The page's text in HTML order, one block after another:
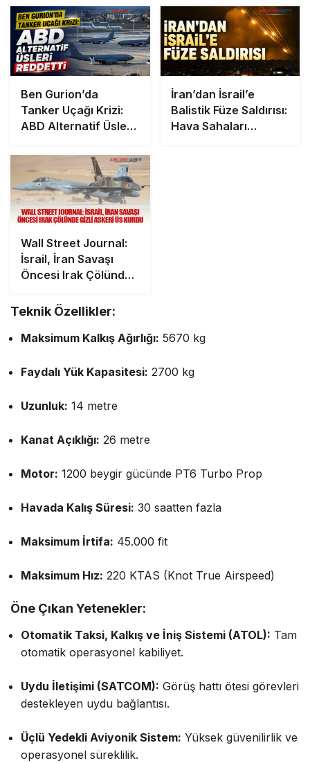
Ben Gurion’da
Tanker Uçağı Krizi:
ABD Alternatif Üsleri
İran’dan İsrail’e
Balistik Füze Saldırısı:
Hava Sahaları
Wall Street Journal:
İsrail, İran Savaşı
Öncesi Irak Çölünde
Teknik Özellikler:
Maksimum Kalkış Ağırlığı: 5670 kg
Faydalı Yük Kapasitesi: 2700 kg
Uzunluk: 14 metre
Kanat Açıklığı: 26 metre
Motor: 1200 beygir gücünde PT6 Turbo Prop
Havada Kalış Süresi: 30 saatten fazla
Maksimum İrtifa: 45.000 fit
Maksimum Hız: 220 KTAS (Knot True Airspeed)
Öne Çıkan Yetenekler:
Otomatik Taksi, Kalkış ve İniş Sistemi (ATOL): Tam
otomatik operasyonel kabiliyet.
Uydu İletişimi (SATCOM): Görüş hattı ötesi görevleri
destekleyen uydu bağlantısı.
Üçlü Yedekli Aviyonik Sistem: Yüksek güvenilirlik ve
operasyonel süreklilik.